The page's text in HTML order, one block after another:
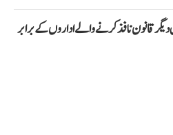
قانون نافذ کرنے والے اداروں کے برابر